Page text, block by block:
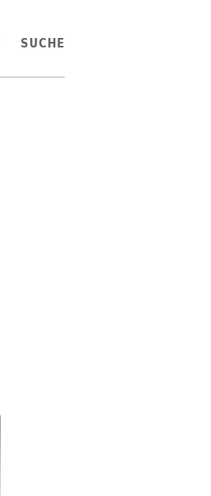
SUCHE